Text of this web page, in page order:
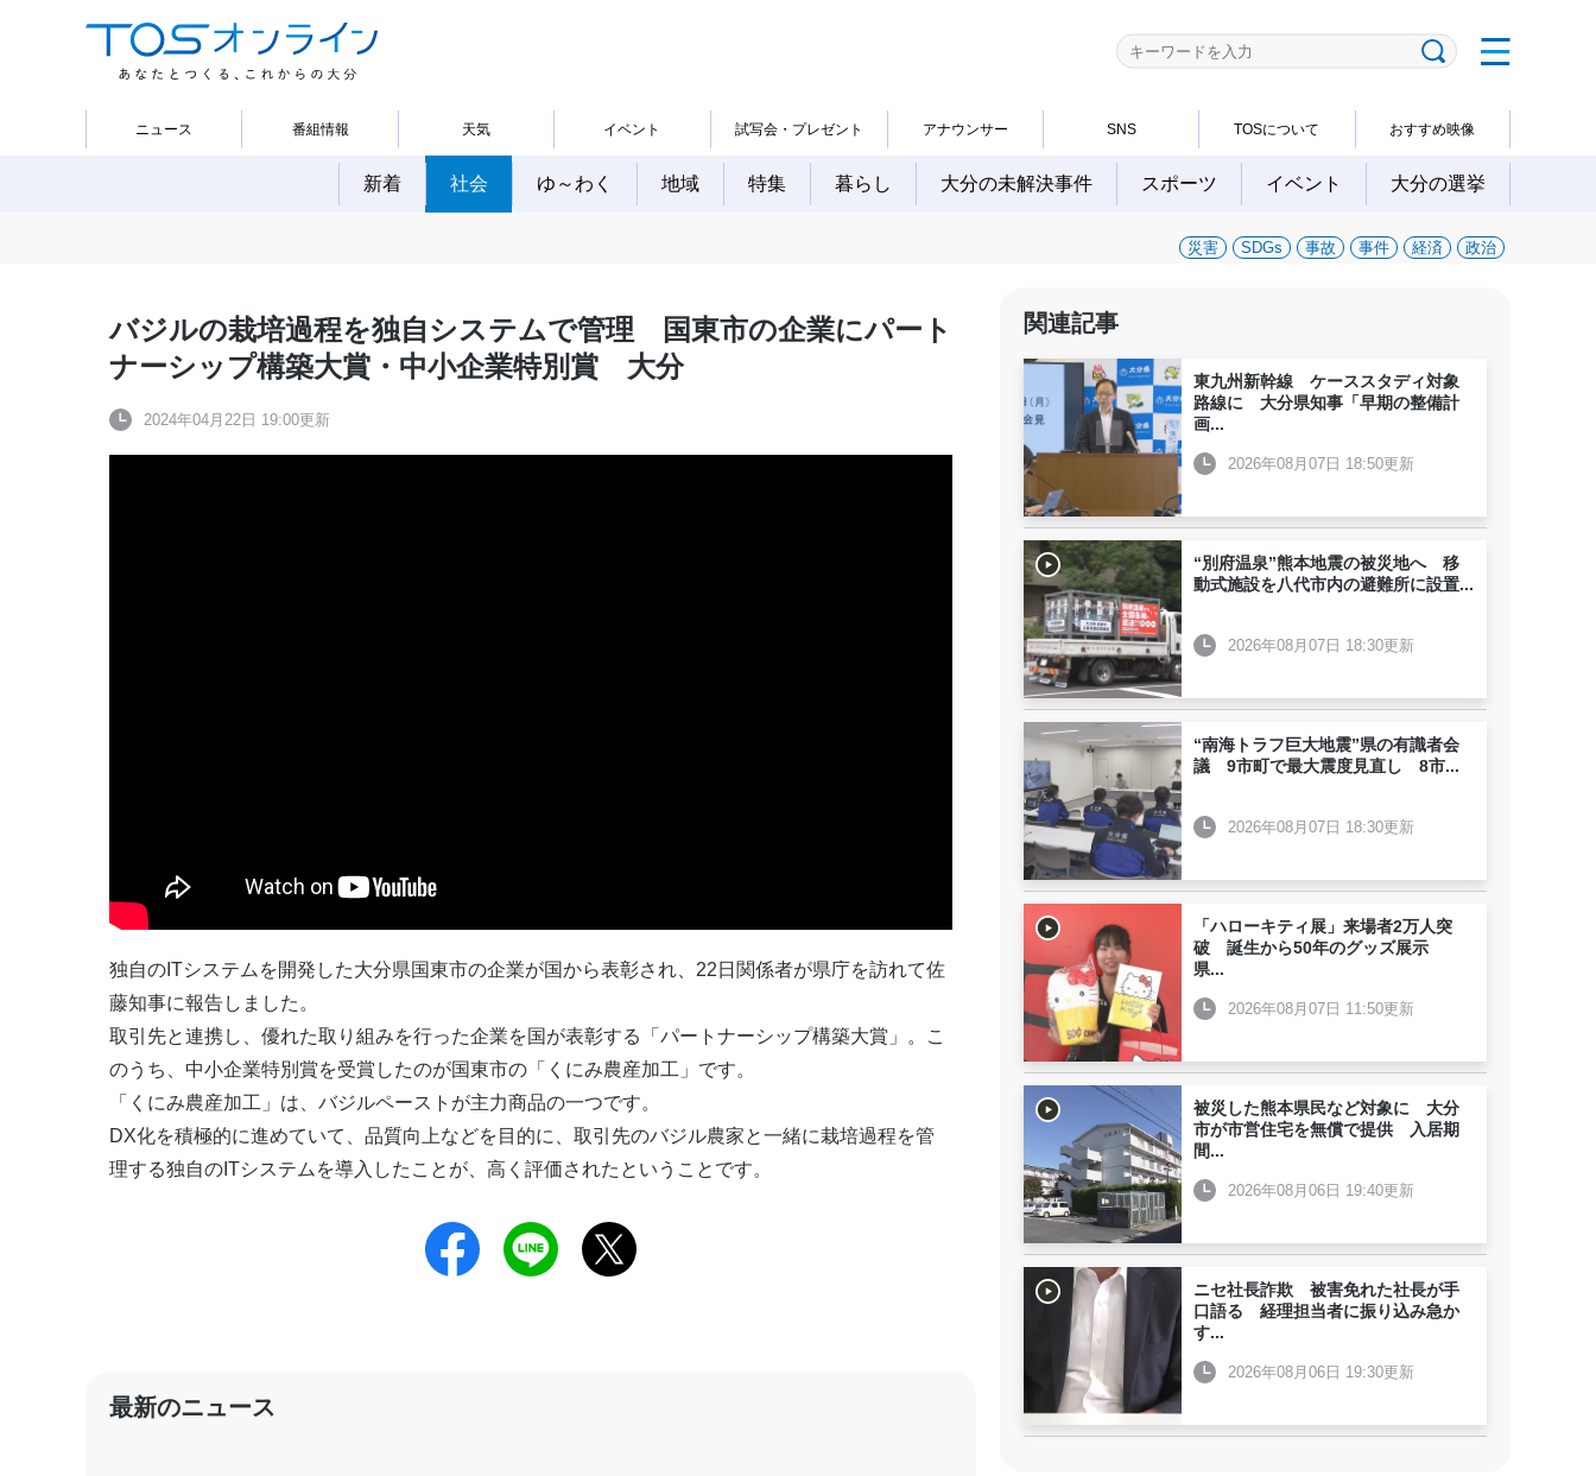
ニュース 番組情報 天気 イベント 試写会・プレゼント アナウンサー SNS TOSについて おすすめ映像
新着 社会 ゆ～わく 地域 特集 暮らし 大分の未解決事件 スポーツ イベント 大分の選挙
災害 SDGs 事故 事件 経済 政治
バジルの栽培過程を独自システムで管理 国東市の企業にパート
ナーシップ構築大賞・中小企業特別賞 大分
2024年04月22日 19:00更新
独自のITシステムを開発した大分県国東市の企業が国から表彰され、22日関係者が県庁を訪れて佐
藤知事に報告しました。
取引先と連携し、優れた取り組みを行った企業を国が表彰する「パートナーシップ構築大賞」。こ
のうち、中小企業特別賞を受賞したのが国東市の「くにみ農産加工」です。
「くにみ農産加工」は、バジルペーストが主力商品の一つです。
DX化を積極的に進めていて、品質向上などを目的に、取引先のバジル農家と一緒に栽培過程を管
理する独自のITシステムを導入したことが、高く評価されたということです。
最新のニュース
関連記事
東九州新幹線 ケーススタディ対象
路線に 大分県知事「早期の整備計
画...
2026年08月07日 18:50更新
“別府温泉”熊本地震の被災地へ 移
動式施設を八代市内の避難所に設置...
2026年08月07日 18:30更新
“南海トラフ巨大地震”県の有識者会
議 9市町で最大震度見直し 8市...
2026年08月07日 18:30更新
「ハローキティ展」来場者2万人突
破 誕生から50年のグッズ展示
県...
2026年08月07日 11:50更新
被災した熊本県民など対象に 大分
市が市営住宅を無償で提供 入居期
間...
2026年08月06日 19:40更新
ニセ社長詐欺 被害免れた社長が手
口語る 経理担当者に振り込み急か
す...
2026年08月06日 19:30更新